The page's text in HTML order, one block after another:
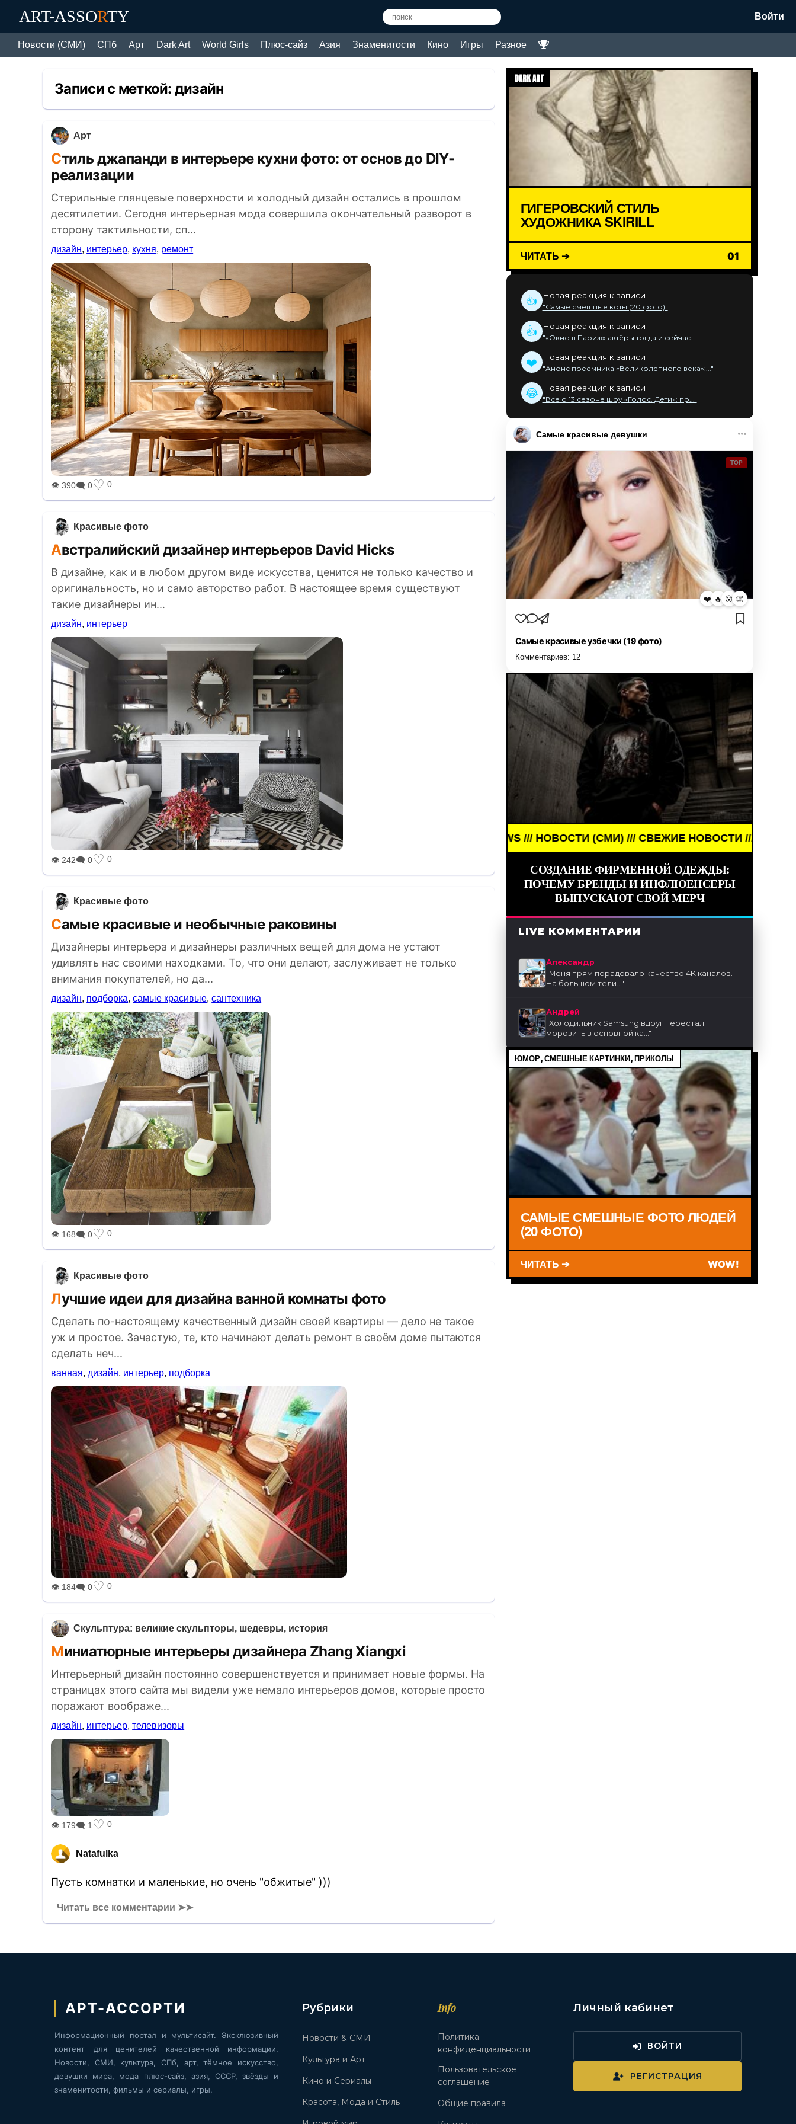
ART-ASSORTY Войти
Новости (СМИ) СПб Арт Dark Art World Girls Плюс-сайз Азия Знаменитости Кино Игры Разное
Записи с меткой: дизайн
Арт
Стиль джапанди в интерьере кухни фото: от основ до DIY-
реализации
Стерильные глянцевые поверхности и холодный дизайн остались в прошлом
десятилетии. Сегодня интерьерная мода совершила окончательный разворот в
сторону тактильности, сп...
дизайн, интерьер, кухня, ремонт
👁 390🗨 0♡ 0
Красивые фото
Австралийский дизайнер интерьеров David Hicks
В дизайне, как и в любом другом виде искусства, ценится не только качество и
оригинальность, но и само авторство работ. В настоящее время существуют
такие дизайнеры ин...
дизайн, интерьер
👁 242🗨 0♡ 0
Красивые фото
Самые красивые и необычные раковины
Дизайнеры интерьера и дизайнеры различных вещей для дома не устают
удивлять нас своими находками. То, что они делают, заслуживает не только
внимания покупателей, но да...
дизайн, подборка,самые красивые,сантехника
👁 168🗨 0♡ 0
Красивые фото
Лучшие идеи для дизайна ванной комнаты фото
Сделать по-настоящему качественный дизайн своей квартиры — дело не такое
уж и простое. Зачастую, те, кто начинают делать ремонт в своём доме пытаются
сделать неч...
ванная, дизайн, интерьер, подборка
👁 184🗨 0♡ 0
Скульптура: великие скульпторы, шедевры, история
Миниатюрные интерьеры дизайнера Zhang Xiangxi
Интерьерный дизайн постоянно совершенствуется и принимает новые формы. На
страницах этого сайта мы видели уже немало интерьеров домов, которые просто
поражают воображе...
дизайн, интерьер,телевизоры
👁 179🗨 1 ♡ 0
Natafulka
Пусть комнатки и маленькие, но очень "обжитые" )))
Читать все комментарии ➤➤
DARK ART
ГИГЕРОВСКИЙ СТИЛЬ
ХУДОЖНИКА SKIRILL
ЧИТАТЬ ➔ 01
👍 Новая реакция к записи
"Самые смешные коты (20 фото)"
👍 Новая реакция к записи
"«Окно в Париж» актёры тогда и сейчас ..."
❤️ Новая реакция к записи
"Анонс преемника «Великолепного века»:..."
😂 Новая реакция к записи
"Все о 13 сезоне шоу «Голос. Дети»: пр..."
Самые красивые девушки
TOP
❤️ 🔥 😮 👏
Самые красивые узбечки (19 фото)
Комментариев: 12
BREAKING NEWS /// НОВОСТИ (СМИ) /// СВЕЖИЕ НОВОСТИ /// BREAKING NEWS /// НОВОСТИ (СМИ) /// СВЕЖИЕ НОВОСТИ ///
СОЗДАНИЕ ФИРМЕННОЙ ОДЕЖДЫ:
ПОЧЕМУ БРЕНДЫ И ИНФЛЮЕНСЕРЫ
ВЫПУСКАЮТ СВОЙ МЕРЧ
LIVE КОММЕНТАРИИ
Александр
"Меня прям порадовало качество 4K каналов.
На большом тели..."
Андрей
"Холодильник Samsung вдруг перестал
морозить в основной ка..."
ЮМОР, СМЕШНЫЕ КАРТИНКИ, ПРИКОЛЫ
САМЫЕ СМЕШНЫЕ ФОТО ЛЮДЕЙ
(20 ФОТО)
ЧИТАТЬ ➔ WOW!
АРТ-АССОРТИ
Информационный портал и мультисайт. Эксклюзивный
контент для ценителей качественной информации.
Новости, СМИ, культура, СПб, арт, тёмное искусство,
девушки мира, мода плюс-сайз, азия, СССР, звёзды и
знаменитости, фильмы и сериалы, игры.
Рубрики
Новости & СМИ
Культура и Арт
Кино и Сериалы
Красота, Мода и Стиль
Info
Политика
конфиденциальности
Пользовательское
соглашение
Общие правила
Личный кабинет
ВОЙТИ
РЕГИСТРАЦИЯ